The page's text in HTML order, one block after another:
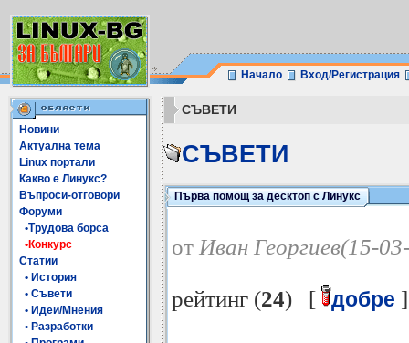
Начало Вход/Регистрация
Новини
Актуална тема
Linux портали
Какво е Линукс?
Въпроси-отговори
Форуми
•Трудова борса
•Конкурс
Статии
• История
• Съвети
• Идеи/Мнения
• Разработки
СЪВЕТИ
СЪВЕТИ
Първа помощ за десктоп с Линукс
от Иван Георгиев(15-
рейтинг (24) [ добре